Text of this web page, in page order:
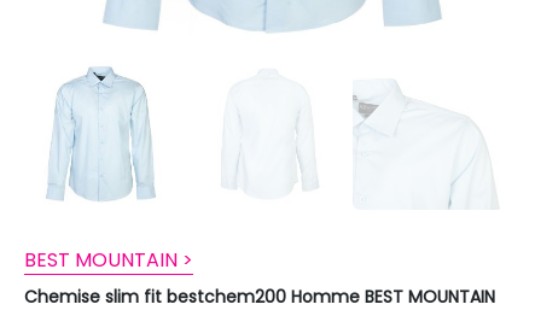
BEST MOUNTAIN >
Chemise slim fit bestchem200 Homme BEST MOUNTAIN